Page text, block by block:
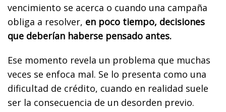
vencimiento se acerca o cuando una campaña
obliga a resolver, en poco tiempo, decisiones
que deberían haberse pensado antes.
Ese momento revela un problema que muchas
veces se enfoca mal. Se lo presenta como una
dificultad de crédito, cuando en realidad suele
ser la consecuencia de un desorden previo.